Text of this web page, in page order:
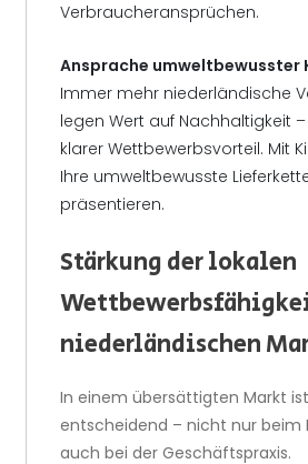
Verbraucheransprüchen.
Ansprache umweltbewusster
Immer mehr niederländische
legen Wert auf Nachhaltigkeit
klarer Wettbewerbsvorteil. Mit
Ihre umweltbewusste
präsentieren.
Stärkung der lokalen
niederländischen
In einem übersättigten Markt
entscheidend – nicht nur beim
auch bei der Geschäftspraxis.